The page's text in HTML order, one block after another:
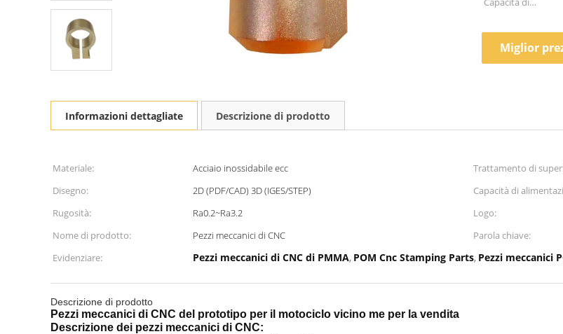
Miglior
Informazioni dettagliate Descrizione di prodotto
Materiale: Acciaio inossidabile ecc Trattamento di
Disegno:
2D (PDF/CAD) 3D (IGES/STEP) Capacità di
Rugosità:
Ra0.2~Ra3.2 Logo:
Nome di prodotto:
Pezzi meccanici di CNC Parola chiave:
Evidenziare:
Pezzi meccanici di CNC di PMMA, POM Cnc Stamping Parts, Pezzi meccanici
Descrizione di prodotto
Pezzi meccanici di CNC del prototipo per il motociclo vicino me per la vendita
Descrizione dei pezzi meccanici di CNC: